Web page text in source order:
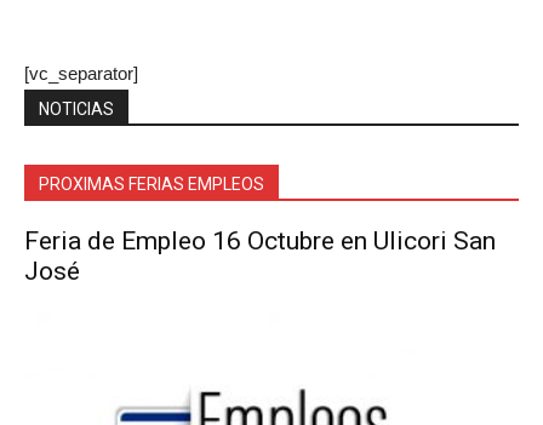
[vc_separator]
NOTICIAS
PROXIMAS FERIAS EMPLEOS
Feria de Empleo 16 Octubre en Ulicori San
José